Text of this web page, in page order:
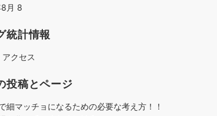
月 8
統計情報
クセス
投稿とページ
細マッチョになるための必要な考え方！！